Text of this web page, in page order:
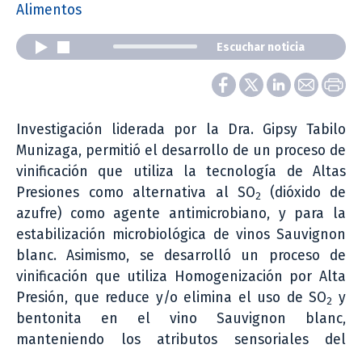
Alimentos
Escuchar noticia
Investigación liderada por la Dra. Gipsy Tabilo
Munizaga, permitió el desarrollo de un proceso de
vinificación que utiliza la tecnología de Altas
Presiones como alternativa al SO2 (dióxido de
azufre) como agente antimicrobiano, y para la
estabilización microbiológica de vinos Sauvignon
blanc. Asimismo, se desarrolló un proceso de
vinificación que utiliza Homogenización por Alta
Presión, que reduce y/o elimina el uso de SO2 y
bentonita en el vino Sauvignon blanc,
manteniendo los atributos sensoriales del